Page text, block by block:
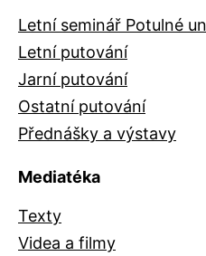
Letní seminář Potulné
Letní putování
Jarní putování
Ostatní putování
Přednášky a výstavy
Mediatéka
Texty
Videa a filmy